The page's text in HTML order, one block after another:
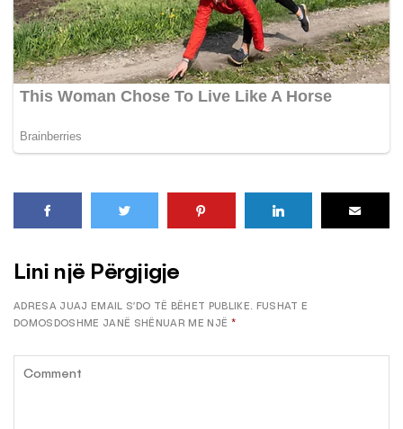
Lini një Përgjigje
ADRESA JUAJ EMAIL S’DO TË BËHET PUBLIKE. FUSHAT E
DOMOSDOSHME JANË SHËNUAR ME NJË *